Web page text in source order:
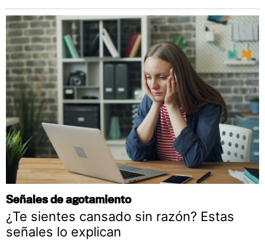
Señales de agotamiento
¿Te sientes cansado sin razón? Estas
señales lo explican